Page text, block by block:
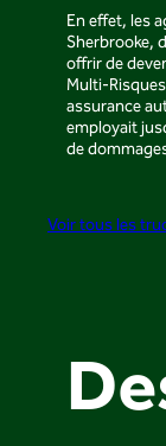
En effet, les
Sherbrooke,
offrir de
Multi-
assurance
employait
de
Voir tous les